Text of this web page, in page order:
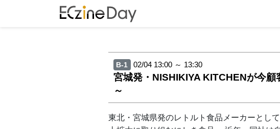
B-1 02/04 13:00 ～ 13:30
宮城発・NISHIKIYA KITCHENが今
～
東北・宮城県発のレトルト食品メーカーとし